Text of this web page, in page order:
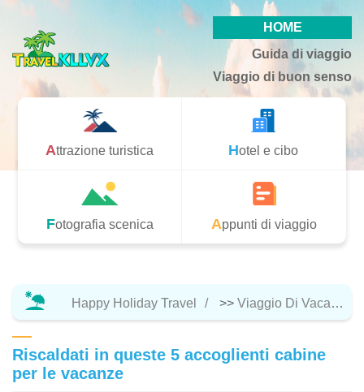
HOME
Guida di viaggio
Viaggio di buon senso
Attrazione turistica Hotel e cibo
Fotografia scenica Appunti di viaggio
Happy Holiday Travel >> Viaggio Di Vacanza
Riscaldati in queste 5 accoglienti cabine
per le vacanze